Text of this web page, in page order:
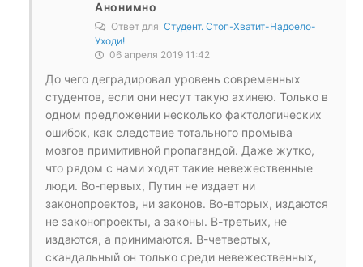
Анонимно
Ответ для Студент. Стоп-Хватит-Надоело-
Уходи!
06 апреля 2019 11:42
До чего деградировал уровень современных
студентов, если они несут такую ахинею. Только в
одном предложении несколько фактологических
ошибок, как следствие тотального промыва
мозгов примитивной пропагандой. Даже жутко,
что рядом с нами ходят такие невежественные
люди. Во-первых, Путин не издает ни
законопроектов, ни законов. Во-вторых, издаются
не законопроекты, а законы. В-третьих, не
издаются, а принимаются. В-четвертых,
скандальный он только среди невежественных,